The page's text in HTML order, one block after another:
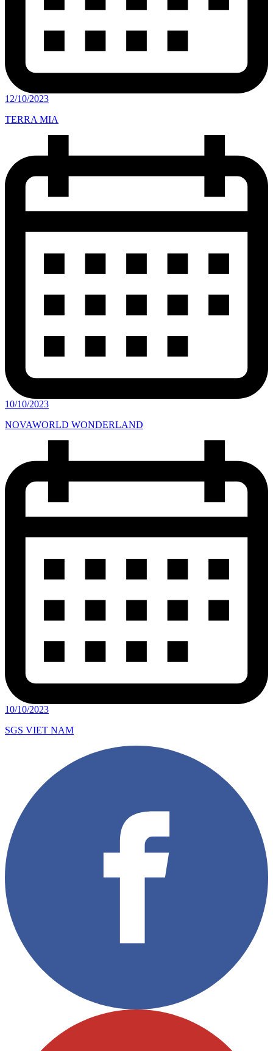
12/10/2023
TERRA MIA
10/10/2023
NOVAWORLD WONDERLAND
10/10/2023
SGS VIET NAM